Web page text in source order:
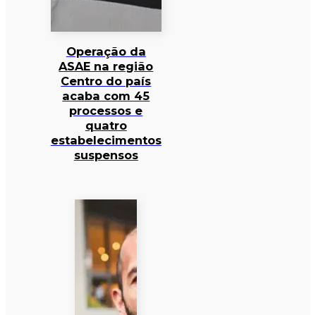
Operação da
ASAE na região
Centro do país
acaba com 45
processos e
quatro
estabelecimentos
suspensos